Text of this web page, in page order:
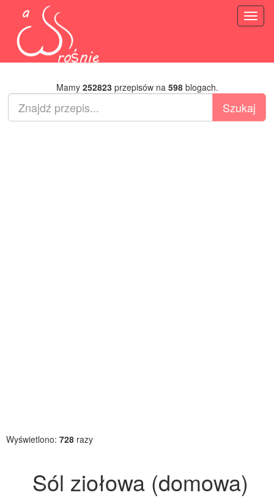
Mamy 252823przepisów na 598blogach.
Wyświetlono: 728 razy
Sól ziołowa (domowa)